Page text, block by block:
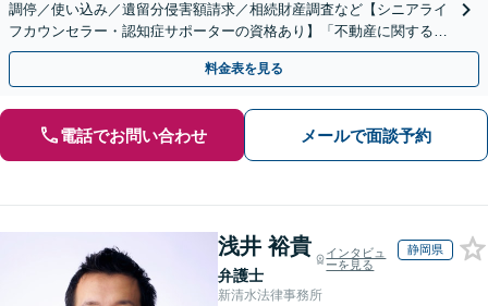
調停／使い込み／遺留分侵害額請求／相続財産調査など【シニアライ
フカウンセラー・認知症サポーターの資格あり】「不動産に関する相
続もお任せください」【当日・夜間相談可（要相談）】
料金表を見る
電話でお問い合わせ メールで面談予約
浅井 裕貴
弁護士
インタビュ
ーを見る
静岡県
新清水法律事務所